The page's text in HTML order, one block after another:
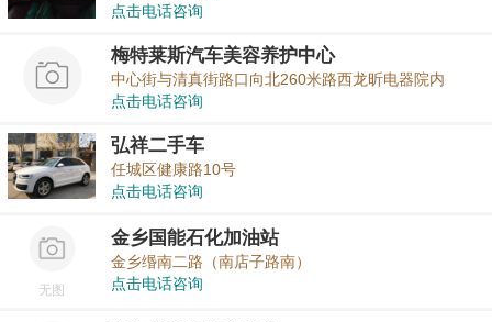
点击电话咨询
梅特莱斯汽车美容养护中心
中心街与清真街路口向北260米路西龙昕电器院内
点击电话咨询
弘祥二手车
任城区健康路10号
点击电话咨询
无图
金乡国能石化加油站
金乡缗南二路（南店子路南）
点击电话咨询